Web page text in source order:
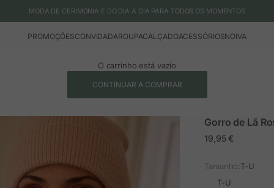
MODA DE CERIMÓNIA E DO DIA A DIA PARA TODOS OS MOMENTOS
PROMOÇÕESCONVIDADAROUPACALÇADOACESSÓRIOSNOIVA
O carrinho está vazio
CONTINUAR A COMPRAR
Gorro de Lã
Preço em
19,95 €
Tamanho:T-U
T-U